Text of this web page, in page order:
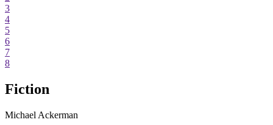
3
4
5
6
7
8
Fiction
Michael Ackerman